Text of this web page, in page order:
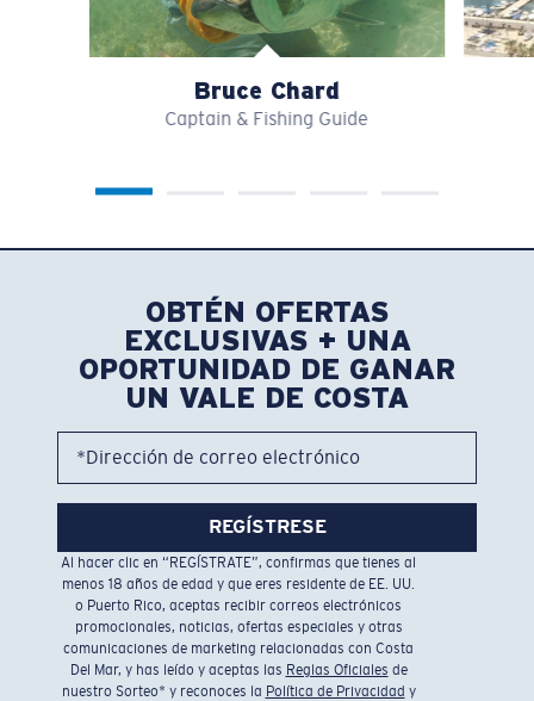
Bruce Chard
Captain & Fishing Guide
OBTÉN OFERTAS
EXCLUSIVAS + UNA
OPORTUNIDAD DE GANAR
UN VALE DE COSTA
*Dirección de correo electrónico
REGÍSTRESE
Al hacer clic en “REGÍSTRATE”, confirmas que tienes al
menos 18 años de edad y que eres residente de EE. UU.
o Puerto Rico, aceptas recibir correos electrónicos
promocionales, noticias, ofertas especiales y otras
comunicaciones de marketing relacionadas con Costa
Del Mar, y has leído y aceptas las Reglas Oficiales de
nuestro Sorteo* y reconoces la Política de Privacidad y